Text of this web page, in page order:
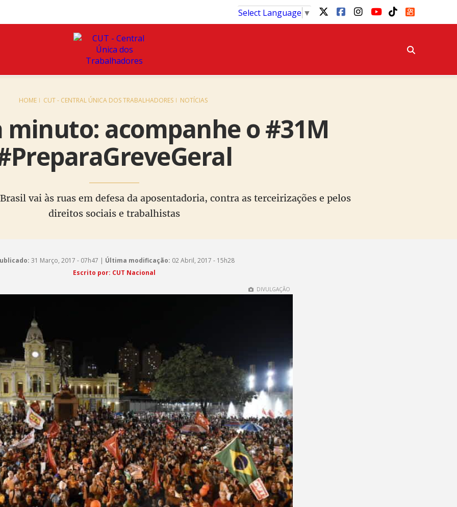
Select Language ▼
HOME CUT - CENTRAL ÚNICA DOS TRABALHADORES NOTÍCIAS
acompanhe o #31M
vai às ruas em defesa da aposentadoria, contra as terceirizações e pelos
direitos sociais e trabalhistas
31 Março, 2017 - 07h47 | Última modificação: 02 Abril, 2017 - 15h28
Escrito por: CUT Nacional
DIVULGAÇÃO